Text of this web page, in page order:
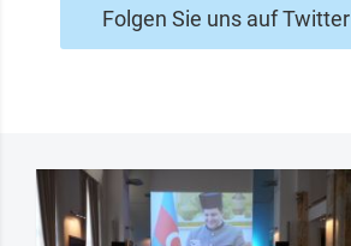
Folgen Sie uns auf Twitter